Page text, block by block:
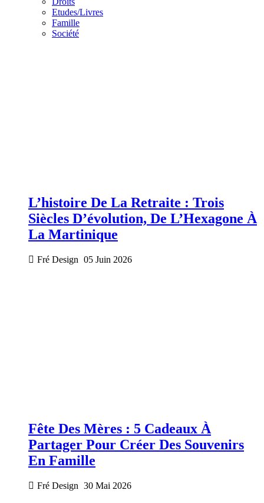
Etudes/Livres
Famille
Société
L’histoire De La Retraite : Trois
Siècles D’évolution, De L’Hexagone À
La Martinique
Fré Design 05 Juin 2026
Fête Des Mères : 5 Cadeaux À
Partager Pour Créer Des Souvenirs
En Famille
Fré Design 30 Mai 2026